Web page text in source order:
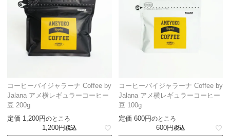
コーヒーバイジャラーナ Coffee by
Jalana アメ横レギュラーコーヒー
豆 200g
定価 1,200 のところ
1,200 税込
コーヒーバイジャラーナ Coffee by
Jalana アメ横レギュラーコーヒー
豆 100g
定価 600 のところ
600 税込